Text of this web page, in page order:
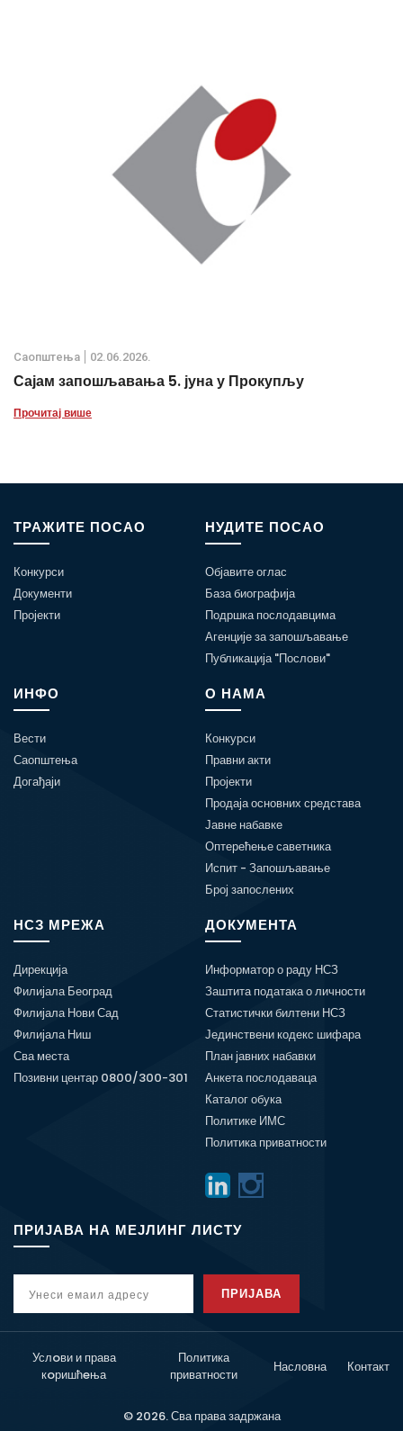
Саопштења 02.06.2026.
Сајам запошљавања 5. јуна у Прокупљу
Прочитај више
ТРАЖИТЕ ПОСАО
Конкурси
Документи
Пројекти
НУДИТЕ ПОСАО
Објавите оглас
База биографија
Подршка послодавцима
Агенције за запошљавање
Публикација "Послови"
ИНФО
Вести
Саопштења
Догађаји
О НАМА
Конкурси
Правни акти
Пројекти
Продаја основних средстава
Јавне набавке
Оптерећење саветника
Испит - Запошљавање
Број запослених
НСЗ МРЕЖА
Дирекција
Филијала Београд
Филијала Нови Сад
Филијала Ниш
Сва места
Позивни центар 0800/300-301
ДОКУМЕНТА
Информатор о раду НСЗ
Заштита података о личности
Статистички билтени НСЗ
Јединствени кодекс шифара
План јавних набавки
Анкета послодаваца
Каталог обука
Политике ИМС
Политика приватности
ПРИЈАВА НА МЕЈЛИНГ ЛИСТУ
ПРИЈАВА
Услoви и права
кoришћeња
Политика
приватности
Насловна Контакт
© 2026. Сва права задржана